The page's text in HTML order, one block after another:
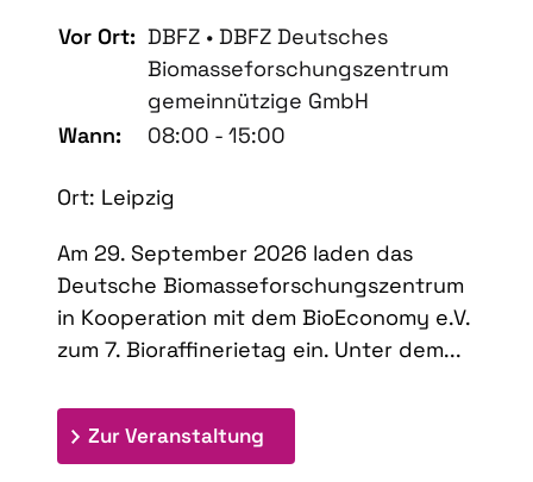
Vor Ort: DBFZ • DBFZ Deutsches
Biomasseforschungszentrum
gemeinnützige GmbH
Wann:
08:00 - 15:00
Ort: Leipzig
Am 29. September 2026 laden das
Deutsche Biomasseforschungszentrum
in Kooperation mit dem BioEconomy e.V.
zum 7. Bioraffinerietag ein. Unter dem...
Zur Veranstaltung